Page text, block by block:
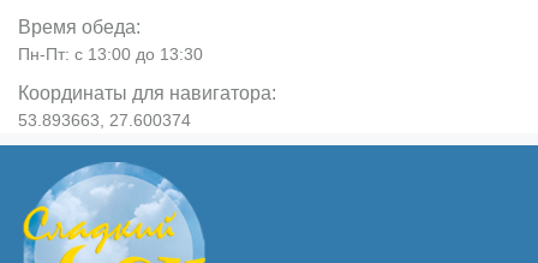
Время обеда:
Пн-Пт: с 13:00 до 13:30
Координаты для навигатора:
53.893663, 27.600374